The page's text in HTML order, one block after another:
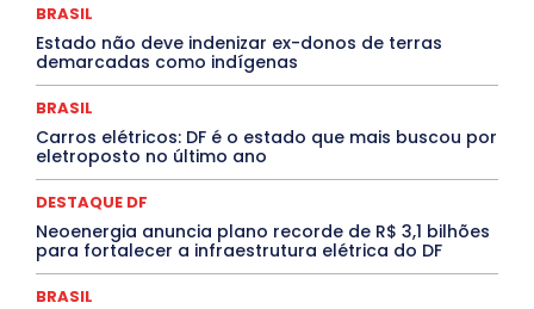
DESTAQUES OUTROS
ELEIÇÕES
EMPREGO E OPORTUNIDADES
ENTORNO
Especial
Espírito Santo
EVENTOS
EXPOSIÇÃO Featured
Febre Amarela
INTELIGÊNCIA ARTIFICIAL
INTERNACIONAL
Jogos Online
JUDICIÁRIO LITERATURA
Maranhão
MEIO AMBIENTE
MÚSICA
Paraíba
Paraná Pernambuco Piauí
POLÍTICA
PROCESSO SELETIVO
PUBLIEDITORIAL
QUALIFICAÇÃO PROFISSIONAL
RESIDÊNCIA
BRASIL
Estado não deve indenizar ex-donos de terras
demarcadas como indígenas
BRASIL
Carros elétricos: DF é o estado que mais buscou por
eletroposto no último ano
DESTAQUE DF
Neoenergia anuncia plano recorde de R$ 3,1 bilhões
para fortalecer a infraestrutura elétrica do DF
BRASIL